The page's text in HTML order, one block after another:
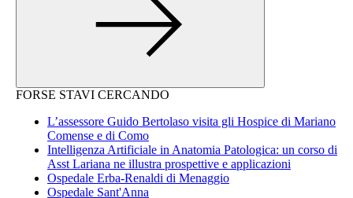
FORSE STAVI CERCANDO
L’assessore Guido Bertolaso visita gli Hospice di Mariano
Comense e di Como
Intelligenza Artificiale in Anatomia Patologica: un corso di
Asst Lariana ne illustra prospettive e applicazioni
Ospedale Erba-Renaldi di Menaggio
Ospedale Sant'Anna